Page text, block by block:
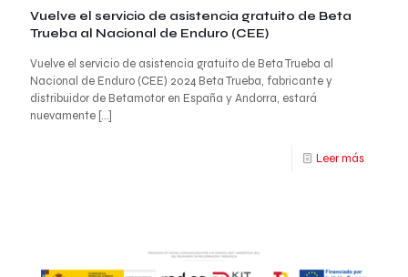
Vuelve el servicio de asistencia gratuito de Beta
Trueba al Nacional de Enduro (CEE)
Vuelve el servicio de asistencia gratuito de Beta Trueba al
Nacional de Enduro (CEE) 2024 Beta Trueba, fabricante y
distribuidor de Betamotor en España y Andorra, estará
nuevamente […]
Leer más